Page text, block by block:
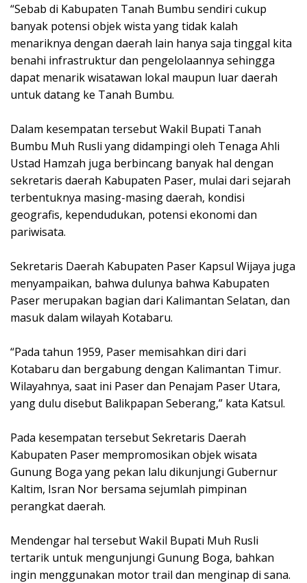
“Sebab di Kabupaten Tanah Bumbu sendiri cukup
banyak potensi objek wista yang tidak kalah
menariknya dengan daerah lain hanya saja tinggal kita
benahi infrastruktur dan pengelolaannya sehingga
dapat menarik wisatawan lokal maupun luar daerah
untuk datang ke Tanah Bumbu.
Dalam kesempatan tersebut Wakil Bupati Tanah
Bumbu Muh Rusli yang didampingi oleh Tenaga Ahli
Ustad Hamzah juga berbincang banyak hal dengan
sekretaris daerah Kabupaten Paser, mulai dari sejarah
terbentuknya masing-masing daerah, kondisi
geografis, kependudukan, potensi ekonomi dan
pariwisata.
Sekretaris Daerah Kabupaten Paser Kapsul Wijaya juga
menyampaikan, bahwa dulunya bahwa Kabupaten
Paser merupakan bagian dari Kalimantan Selatan, dan
masuk dalam wilayah Kotabaru.
“Pada tahun 1959, Paser memisahkan diri dari
Kotabaru dan bergabung dengan Kalimantan Timur.
Wilayahnya, saat ini Paser dan Penajam Paser Utara,
yang dulu disebut Balikpapan Seberang,” kata Katsul.
Pada kesempatan tersebut Sekretaris Daerah
Kabupaten Paser mempromosikan objek wisata
Gunung Boga yang pekan lalu dikunjungi Gubernur
Kaltim, Isran Nor bersama sejumlah pimpinan
perangkat daerah.
Mendengar hal tersebut Wakil Bupati Muh Rusli
tertarik untuk mengunjungi Gunung Boga, bahkan
ingin menggunakan motor trail dan menginap di sana.